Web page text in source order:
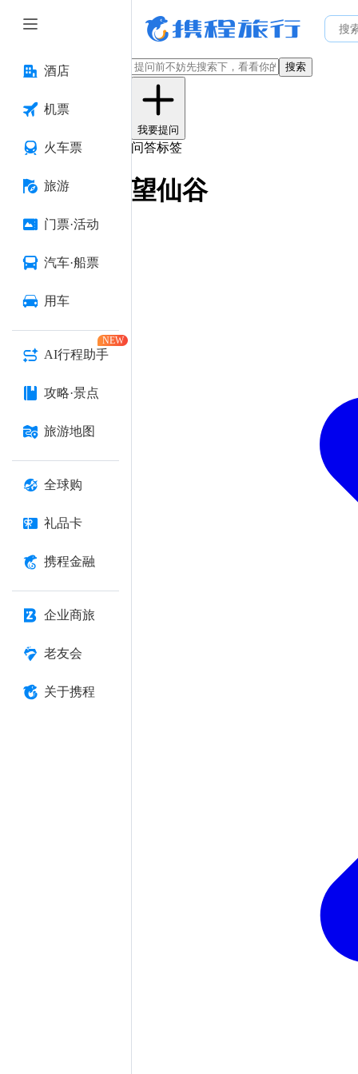
酒店
机票
火车票
旅游
门票·活动
汽车·船票
用车
AI行程助手
NEW
攻略·景点
旅游地图
全球购
礼品卡
携程金融
企业商旅
老友会
关于携程
搜索
我要提问
问答标签
望仙谷